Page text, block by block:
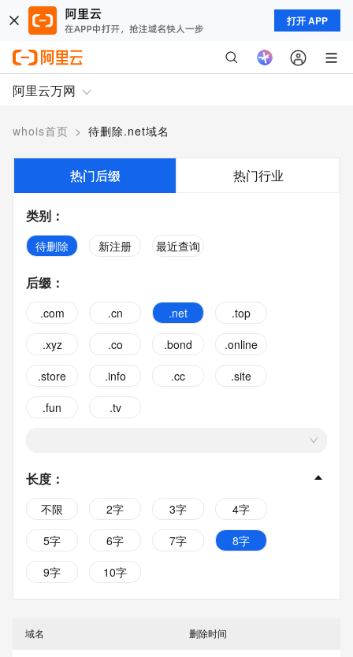
打开 APP
阿里云万网
whois首页 > 待删除.net域名
热门后缀 热门行业
类别 ：
待删除 新注册 最近查询
后缀 ：
.com .cn .net
.top
.xyz
.co .bond
.online
.store
.info .cc
.site
.fun
.tv
长度 ：
不限 2字 3字
4字
5字
6字 7字
8字
9字
10字
域名 删除时间